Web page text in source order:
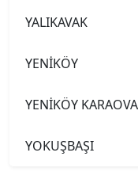
YALIKAVAK
YENİKÖY
YENİKÖY KARAOVA
YOKUŞBAŞI